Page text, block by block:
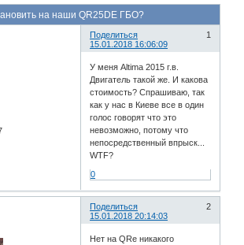
на наши QR25DE ГБО?
Поделиться
1
15.01.2018 16:06:09
У меня Altima 2015 г.в.
Двигатель такой же. И какова
стоимость? Спрашиваю, так
как у нас в Киеве все в один
голос говорят что это
невозможно, потому что
непосредственный впрыск...
WTF?
0
Поделиться
2
15.01.2018 20:14:03
Нет на QRе никакого